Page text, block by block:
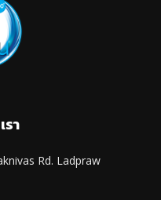
รา
Rd. Ladpraw